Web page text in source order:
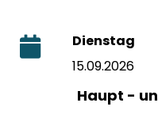
Dienstag
15.09.2026
Haupt -